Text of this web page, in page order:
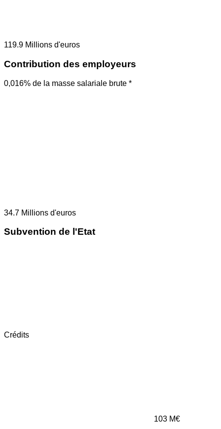
119.9 Millions d'euros
Contribution des employeurs
0,016% de la masse salariale brute *
34.7 Millions d'euros
Subvention de l'Etat
Crédits
103 M€